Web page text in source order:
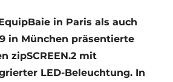
in Paris als auch
in München präsentierte
zipSCREEN.2 mit
LED-Beleuchtung. In